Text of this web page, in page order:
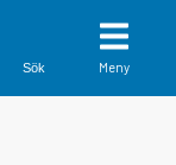
Sök Meny